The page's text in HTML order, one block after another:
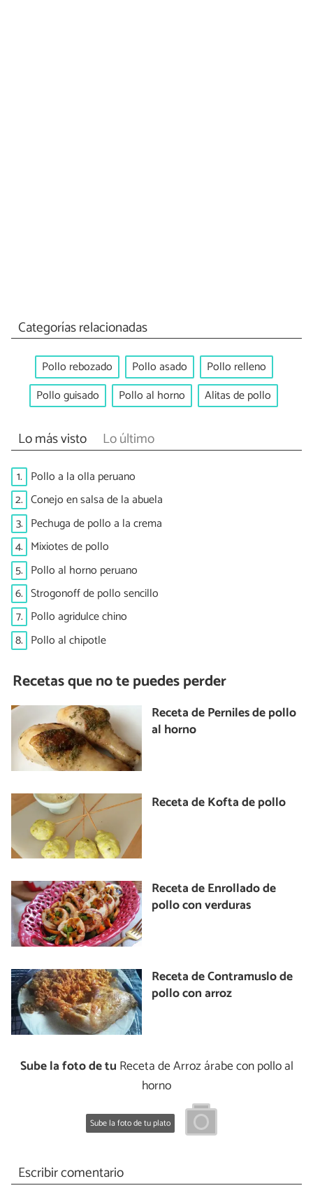
Categorías relacionadas
Pollo rebozado Pollo asado
Pollo relleno
Pollo guisado
Pollo al horno Alitas de pollo
Lo más visto Lo último
1. Pollo a la olla peruano
2. Conejo en salsa de la abuela
3. Pechuga de pollo a la crema
4. Mixiotes de pollo
5. Pollo al horno peruano
6. Strogonoff de pollo sencillo
7. Pollo agridulce chino
8. Pollo al chipotle
Recetas que no te puedes perder
Receta de Perniles de pollo
al horno
Receta de Kofta de pollo
Receta de Enrollado de
pollo con verduras
Receta de Contramuslo de
pollo con arroz
Sube la foto de tu Receta de Arroz árabe con pollo al
horno
Sube la foto de tu plato
Escribir comentario